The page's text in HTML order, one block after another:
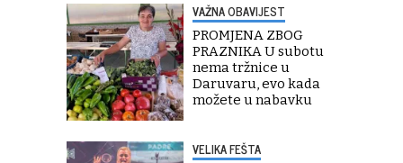
VAŽNA OBAVIJEST
PROMJENA ZBOG
PRAZNIKA U subotu
nema tržnice u
Daruvaru, evo kada
možete u nabavku
VELIKA FEŠTA